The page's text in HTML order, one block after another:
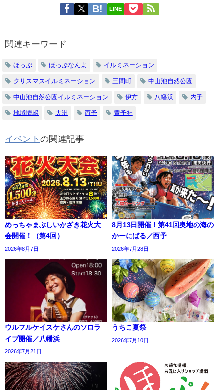
LINE
関連キーワード
ほっぷ ほっぷなんよ イルミネーション
クリスマスイルミネーション 三間町 中山池自然公園
中山池自然公園イルミネーション 伊方 八幡浜 内子
地域情報 大洲 西予 豊予社
イベント の関連記事
めっちゃまぶしいかざき花火大
会開催！（第4回）
2026年8月7日
8月13日開催！第41回奥地の海の
かーにばる／西予
2026年7月28日
ウルフルケイスケさんのソロラ
イブ開催／八幡浜
2026年7月21日
うちこ夏祭
2026年7月10日